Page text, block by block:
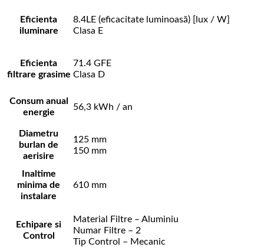
Eficienta
iluminare
8.4LE (eficacitate luminoasă) [lux / W]
Clasa E
Eficienta
filtrare grasime
71.4 GFE
Clasa D
Consum anual
energie
56,3 kWh / an
Diametru
burlan de
aerisire
125 mm
150 mm
Inaltime
minima de
instalare
610 mm
Echipare si
Control
Material Filtre – Aluminiu
Numar Filtre – 2
Tip Control – Mecanic